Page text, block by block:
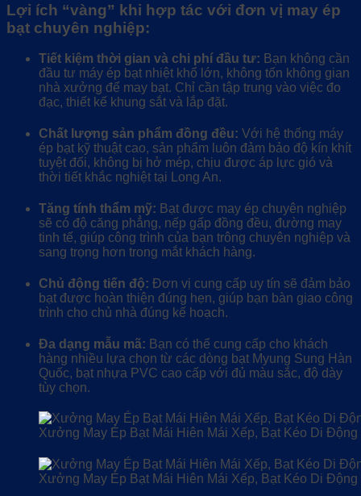
Lợi ích “vàng” khi hợp tác với đơn vị may ép
bạt chuyên nghiệp:
Tiết kiệm thời gian và chi phí đầu tư: Bạn không cần
đầu tư máy ép bạt nhiệt khổ lớn, không tốn không gian
nhà xưởng để may bạt. Chỉ cần tập trung vào việc đo
đạc, thiết kế khung sắt và lắp đặt.
Chất lượng sản phẩm đồng đều: Với hệ thống máy
ép bạt kỹ thuật cao, sản phẩm luôn đảm bảo độ kín khít
tuyệt đối, không bị hở mép, chịu được áp lực gió và
thời tiết khắc nghiệt tại Long An.
Tăng tính thẩm mỹ: Bạt được may ép chuyên nghiệp
sẽ có độ căng phẳng, nếp gấp đồng đều, đường may
tinh tế, giúp công trình của bạn trông chuyên nghiệp và
sang trọng hơn trong mắt khách hàng.
Chủ động tiến độ: Đơn vị cung cấp uy tín sẽ đảm bảo
bạt được hoàn thiện đúng hẹn, giúp bạn bàn giao công
trình cho chủ nhà đúng kế hoạch.
Đa dạng mẫu mã: Bạn có thể cung cấp cho khách
hàng nhiều lựa chọn từ các dòng bạt Myung Sung Hàn
Quốc, bạt nhựa PVC cao cấp với đủ màu sắc, độ dày
tùy chọn.
Xưởng May Ép Bạt Mái Hiên Mái Xếp, Bạt Kéo Di Động
Xưởng May Ép Bạt Mái Hiên Mái Xếp, Bạt Kéo Di Động